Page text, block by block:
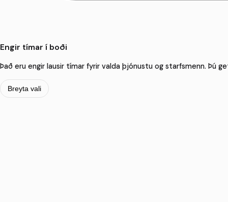
Engir tímar í boði
Það eru engir lausir tímar fyrir valda þjónustu og starfsmenn. Þú
Breyta vali